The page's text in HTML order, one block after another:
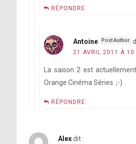
RÉPONDRE
Antoine
21 AVRIL 2011 À 10
La saison 2 est
Orange Cinéma Séries. ;-)
RÉPONDRE
Alex dit :